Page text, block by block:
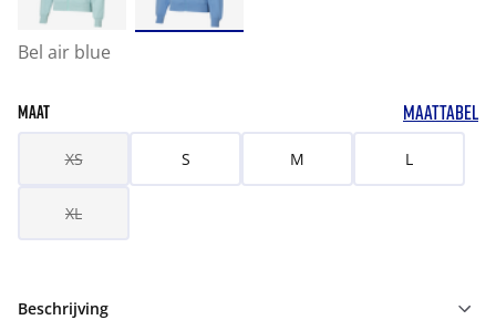
Bel air blue
MAAT MAATTABEL
XS S M L
XL
Beschrijving